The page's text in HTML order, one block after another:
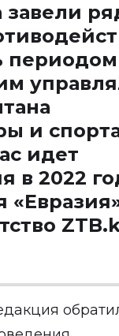
завели
периодом
и
идет
в 2022